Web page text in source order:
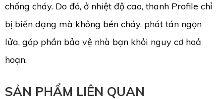
chống cháy. Do đó, ở nhiệt độ cao, thanh Profile chỉ
bị biến dạng mà không bén cháy, phát tán ngọn
lửa, góp phần bảo vệ nhà bạn khỏi nguy cơ hoả
hoạn.
SẢN PHẨM LIÊN QUAN
ĐĂNG KÝ HỢP TÁC